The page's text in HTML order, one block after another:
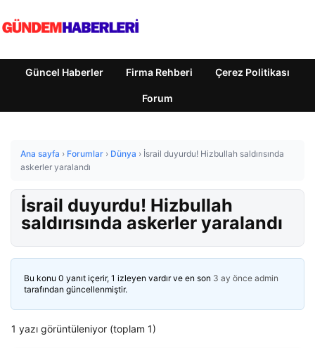
Güncel Haberler Firma Rehberi Çerez Politikası
Forum
Ana sayfa › Forumlar › Dünya › İsrail duyurdu! Hizbullah saldırısında
askerler yaralandı
İsrail duyurdu! Hizbullah
saldırısında askerler yaralandı
Bu konu 0 yanıt içerir, 1 izleyen vardır ve en son 3 ay önce admin
tarafından güncellenmiştir.
1 yazı görüntüleniyor (toplam 1)